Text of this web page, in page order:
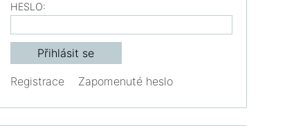
HESLO:
Registrace Zapomenuté heslo